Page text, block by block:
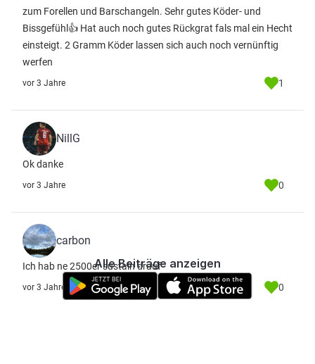
zum Forellen und Barschangeln. Sehr gutes Köder- und
Bissgefühl👍 Hat auch noch gutes Rückgrat fals mal ein Hecht
einsteigt. 2 Gramm Köder lassen sich auch noch vernünftig
werfen
vor 3 Jahre 1
NillG
Ok danke
vor 3 Jahre 0
carbon
Ich hab ne 2500er sustain drauf
vor 3 Jahre 0
Alle Beiträge anzeigen